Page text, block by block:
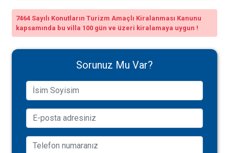
7464 Sayılı Konutların Turizm Amaçlı Kiralanması Kanunu
kapsamında bu villa 100 gün ve üzeri kiralamaya uygun !
Sorunuz Mu Var?